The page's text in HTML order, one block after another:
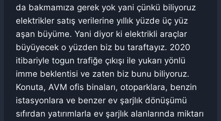
da bakmamıza gerek yok yani çünkü biliyoruz
elektrikler satış verilerine yıllık yüzde üç yüz
aşan büyüme. Yani diyor ki elektrikli araçlar
büyüyecek o yüzden biz bu taraftayız. 2020
itibariyle togun trafiğe çıkışı ile yukarı yönlü
imme beklentisi ve zaten biz bunu biliyoruz.
Konuta, AVM ofis binaları, otoparklara, benzin
istasyonlara ve benzer ev şarjlık dönüşümü
sıfırdan yatırımlarla ev şarjlık alanlarında miktarı